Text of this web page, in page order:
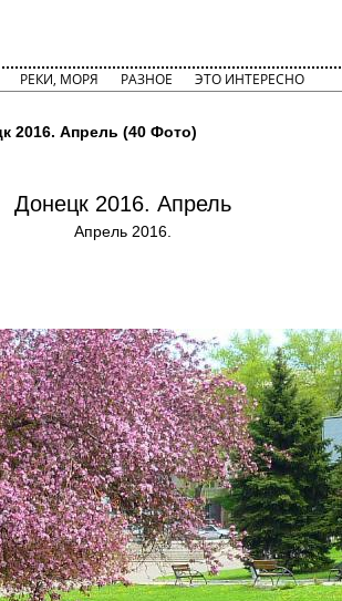
РЕКИ, МОРЯ РАЗНОЕ ЭТО ИНТЕРЕСНО
2016. Апрель (40 Фото)
Донецк 2016. Апрель
Апрель 2016.